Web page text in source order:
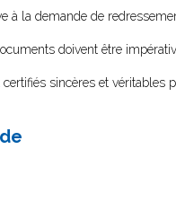
à la demande de
doivent être
sincères et véritables